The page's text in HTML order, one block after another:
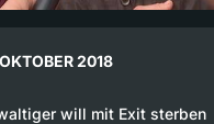
2018
will mit Exit sterben